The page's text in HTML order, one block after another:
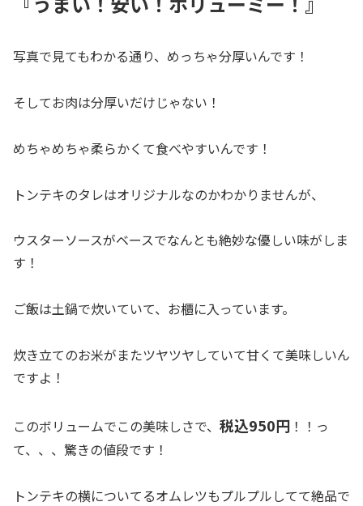
写真で見てもわかる通り、めっちゃ分厚いんです！
そしてお肉は分厚いだけじゃない！
めちゃめちゃ柔らかくて食べやすいんです！
トンテキのタレはオリジナルなのかわかりませんが、
ウスターソースがベースでなんとも絶妙な優しい味がしま
す！
ご飯は土鍋で炊いていて、お櫃に入っています。
炊き立てのお米がまたツヤツヤしていて甘くて美味しいん
ですよ！
このボリュームでこの美味しさで、 税込950円 ！！っ
て、、、驚きの値段です！
トンテキの横についてるオムレツもプルプルしてて絶品で